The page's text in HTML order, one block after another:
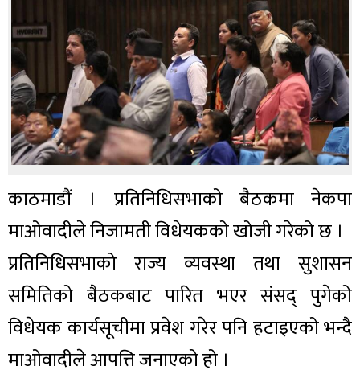
काठमाडौं । प्रतिनिधिसभाको बैठकमा नेकपा
माओवादीले निजामती विधेयकको खोजी गरेको छ ।
प्रतिनिधिसभाको राज्य व्यवस्था तथा सुशासन
समितिको बैठकबाट पारित भएर संसद् पुगेको
विधेयक कार्यसूचीमा प्रवेश गरेर पनि हटाइएको भन्दै
माओवादीले आपत्ति जनाएको हो ।